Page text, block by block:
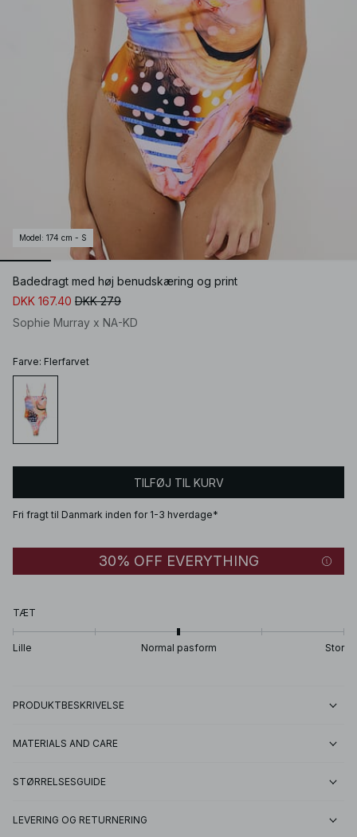
Model : 174 cm - S
Badedragt med høj benudskæring og print
DKK 167.40 DKK 279
Sophie Murray x NA-KD
Farve: Flerfarvet
TILFØJ TIL KURV
Fri fragt til Danmark inden for 1-3 hverdage*
30% OFF EVERYTHING
TÆT
Lille Normal pasform Stor
PRODUKTBESKRIVELSE
MATERIALS AND CARE
STØRRELSESGUIDE
LEVERING OG RETURNERING